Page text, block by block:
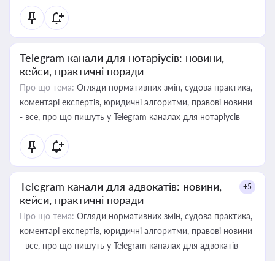
Telegram канали для нотаріусів: новини,
кейси, практичні поради
Про що тема: Огляди нормативних змін, судова практика,
коментарі експертів, юридичні алгоритми, правові новини
- все, про що пишуть у Telegram каналах для нотаріусів
Telegram канали для адвокатів: новини,
кейси, практичні поради
+5
Про що тема: Огляди нормативних змін, судова практика,
коментарі експертів, юридичні алгоритми, правові новини
- все, про що пишуть у Telegram каналах для адвокатів